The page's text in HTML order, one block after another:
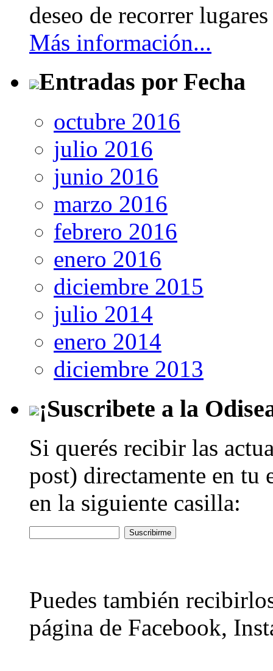
deseo de recorrer
Más información...
Entradas por Fecha
octubre 2016
julio 2016
junio 2016
marzo 2016
febrero 2016
enero 2016
diciembre 2015
julio 2014
enero 2014
diciembre 2013
¡Suscribete a la
Si querés recibir las
post) directamente en
en la siguiente casilla:
Puedes también
página de Facebook,